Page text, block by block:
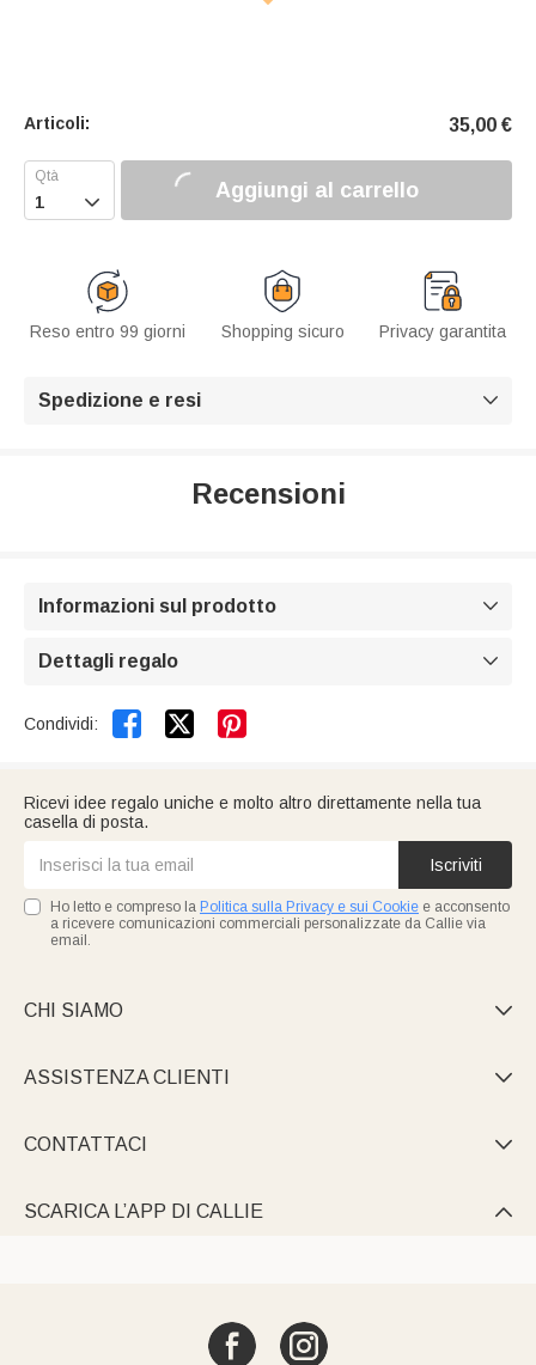
Articoli: 35,00 €
 Aggiungi al carrello
Reso entro 99 giorni Shopping sicuro Privacy garantita
Spedizione e resi 
Recensioni
Informazioni sul prodotto 
Dettagli regalo 
Condividi:  
Ricevi idee regalo uniche e molto altro direttamente nella tua
casella di posta.
Iscriviti
Ho letto e compreso la Politica sulla Privacy e sui Cookie e acconsento
a ricevere comunicazioni commerciali personalizzate da Callie via
email.
CHI SIAMO 
ASSISTENZA CLIENTI 
CONTATTACI 
SCARICA L’APP DI CALLIE 